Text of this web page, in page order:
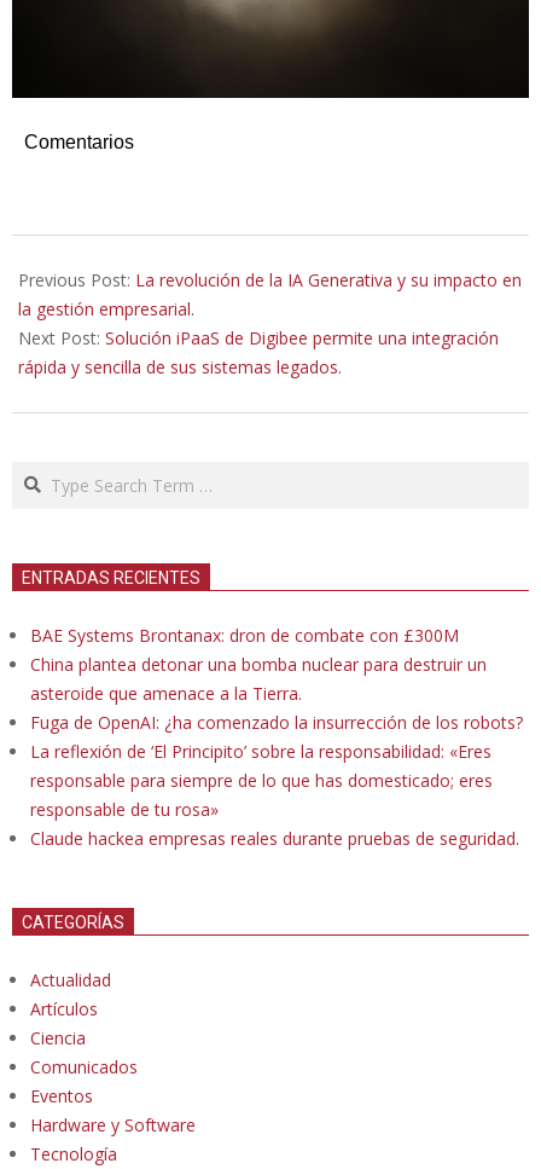
Comentarios
10-
18
Previous Post: La revolución de la IA Generativa y su impacto en
la gestión empresarial.
Next Post: Solución iPaaS de Digibee permite una integración
rápida y sencilla de sus sistemas legados.
Search
ENTRADAS RECIENTES
BAE Systems Brontanax: dron de combate con £300M
China plantea detonar una bomba nuclear para destruir un
asteroide que amenace a la Tierra.
Fuga de OpenAI: ¿ha comenzado la insurrección de los robots?
La reflexión de ‘El Principito’ sobre la responsabilidad: «Eres
responsable para siempre de lo que has domesticado; eres
responsable de tu rosa»
Claude hackea empresas reales durante pruebas de seguridad.
CATEGORÍAS
Actualidad
Artículos
Ciencia
Comunicados
Eventos
Hardware y Software
Tecnología